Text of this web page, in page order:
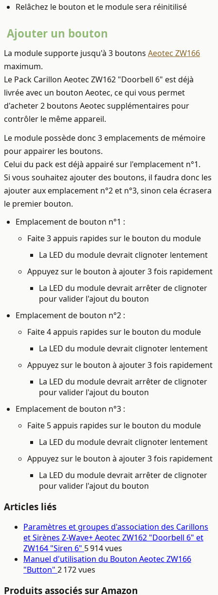
Relâchez le bouton et le module sera réinitilisé
Ajouter un bouton
La module supporte jusqu'à 3 boutons Aeotec ZW166
maximum.
Le Pack Carillon Aeotec ZW162 "Doorbell 6" est déjà
livrée avec un bouton Aeotec, ce qui vous permet
d'acheter 2 boutons Aeotec supplémentaires pour
contrôler le même appareil.
Le module possède donc 3 emplacements de mémoire
pour appairer les boutons.
Celui du pack est déjà appairé sur l'emplacement n°1.
Si vous souhaitez ajouter des boutons, il faudra donc les
ajouter aux emplacement n°2 et n°3, sinon cela écrasera
le premier bouton.
Emplacement de bouton n°1 :
Faite 3 appuis rapides sur le bouton du module
La LED du module devrait clignoter lentement
Appuyez sur le bouton à ajouter 3 fois rapidement
La LED du module devrait arrêter de clignoter
pour valider l'ajout du bouton
Emplacement de bouton n°2 :
Faite 4 appuis rapides sur le bouton du module
La LED du module devrait clignoter lentement
Appuyez sur le bouton à ajouter 3 fois rapidement
La LED du module devrait arrêter de clignoter
pour valider l'ajout du bouton
Emplacement de bouton n°3 :
Faite 5 appuis rapides sur le bouton du module
La LED du module devrait clignoter lentement
Appuyez sur le bouton à ajouter 3 fois rapidement
La LED du module devrait arrêter de clignoter
pour valider l'ajout du bouton
Articles liés
Paramètres et groupes d'association des Carillons
et Sirènes Z-Wave+ Aeotec ZW162 "Doorbell 6" et
ZW164 "Siren 6" 5 914 vues
Manuel d'utilisation du Bouton Aeotec ZW166
"Button" 2 172 vues
Produits associés sur Amazon